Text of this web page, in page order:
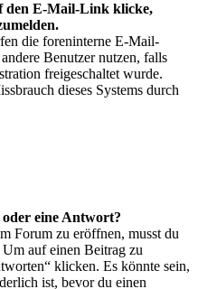
den E-Mail-Link klicke,
die foreninterne E-Mail-
Benutzer nutzen, falls
freigeschaltet wurde.
dieses Systems durch
oder eine Antwort?
Forum zu eröffnen, musst du
auf einen Beitrag zu
klicken. Es könnte sein,
ist, bevor du einen